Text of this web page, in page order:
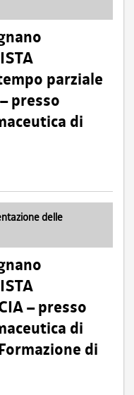
parziale
presso
di
delle
– presso
di
di